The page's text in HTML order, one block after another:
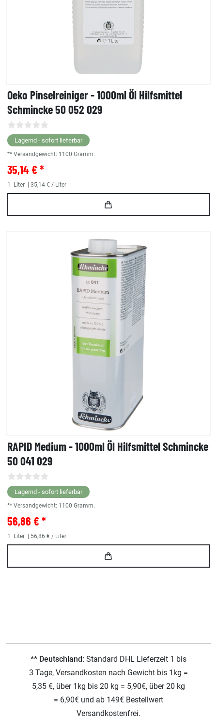
Oeko Pinselreiniger - 1000ml Öl Hilfsmittel
Schmincke 50 052 029
Lagernd - sofort lieferbar
** Versandgewicht: 1100 Gramm.
35,14 € *
1 Liter | 35,14 € / Liter
RAPID Medium - 1000ml Öl Hilfsmittel Schmincke
50 041 029
Lagernd - sofort lieferbar
** Versandgewicht: 1100 Gramm.
56,86 € *
1 Liter | 56,86 € / Liter
** Deutschland: Standard DHL Lieferzeit 1 bis
3 Tage, Versandkosten nach Gewicht bis 1kg =
5,35 €, über 1kg bis 20 kg = 5,90€, über 20 kg
= 6,90€ und ab 149€ Bestellwert
Versandkostenfrei.